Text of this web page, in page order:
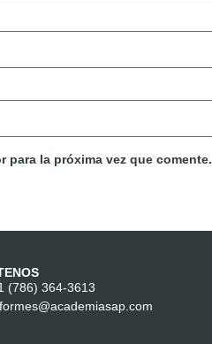
para la próxima vez que comente.
(786) 364-3613